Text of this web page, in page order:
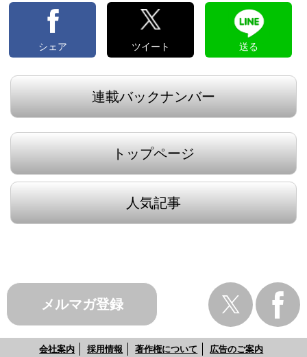
シェア ツイート 送る
連載バックナンバー
トップページ
人気記事
メルマガ登録
会社案内 採用情報 著作権について 広告のご案内